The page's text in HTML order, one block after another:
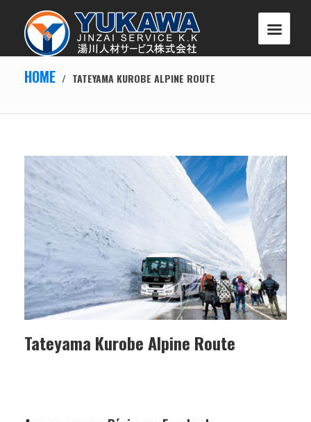
HOME / TATEYAMA KUROBE ALPINE ROUTE
Tateyama Kurobe Alpine Route